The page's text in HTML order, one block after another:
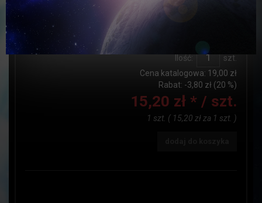
Dostępność:
Czas realizacji:
do24h
Ilość:
szt.
Cena katalogowa: 19,00 zł
Rabat: -3,80 zł (20 %)
15,20 zł * / szt.
1 szt. ( 15,20 zł za 1 szt. )